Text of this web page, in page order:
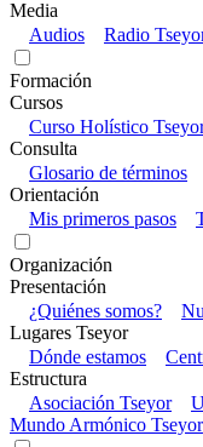
Media
Audios
Radio
Formación
Cursos
Curso Holístico
Consulta
Glosario de términos
Orientación
Mis primeros pasos
Organización
Presentación
¿Quiénes somos?
Lugares Tseyor
Dónde estamos
Estructura
Asociación Tseyor
Mundo Armónico Tseyor